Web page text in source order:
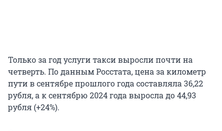
Только за год услуги такси выросли почти на
четверть. По данным Росстата, цена за километр
пути в сентябре прошлого года составляла 36,22
рубля, а к сентябрю 2024 года выросла до 44,93
рубля (+24%).